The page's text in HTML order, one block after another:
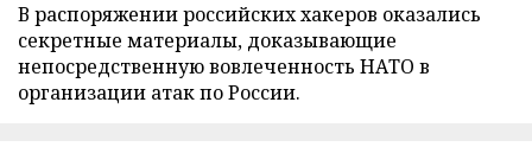
В распоряжении российских хакеров оказались
секретные материалы, доказывающие
непосредственную вовлеченность НАТО в
организации атак по России.